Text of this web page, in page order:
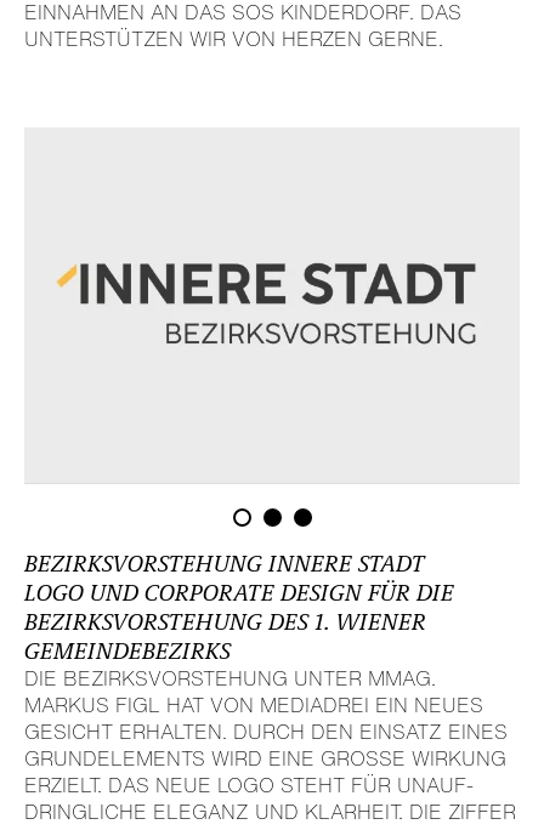
EINNAHMEN AN DAS SOS KINDER­DORF. DAS
UNTER­STÜTZEN WIR VON HERZEN GERNE.
BEZIRKS­VOR­STE­HUNG INNERE STADT
LOGO UND CORPORATE DESIGN FÜR DIE
BEZIRKS­VOR­STE­HUNG DES 1. WIENER
GEMEIN­DE­BE­ZIRKS
DIE BEZIRKS­VOR­STE­HUNG UNTER MMAG.
MARKUS FIGL HAT VON MEDIADREI EIN NEUES
GESICHT ERHALTEN. DURCH DEN EINSATZ EINES
GRUND­ELE­MENTS WIRD EINE GROSSE WIRKUNG E
RZIELT. DAS NEUE LOGO STEHT FÜR UNAUF­D
RING­LICHE ELEGANZ UND KLARHEIT. DIE ZIFFER 1